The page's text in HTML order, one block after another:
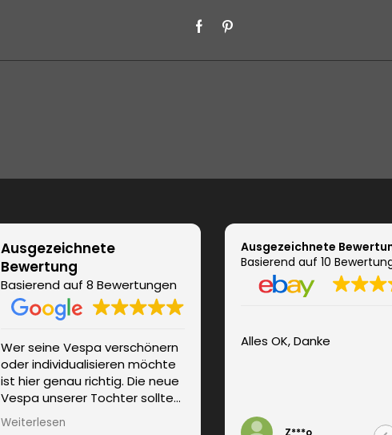
Ausgezeichnete
Bewertung
Basierend auf 8 Bewertungen
Wer seine Vespa verschönern
oder individualisieren möchte
ist hier genau richtig. Die neue
Vespa unserer Tochter sollte
einen Girly-Look erhalten. Wir
wurden persönlich und
Weiterlesen
Super Service, hochwertige
Ausgezeichnete
Basierend auf 10
Alles OK, Danke
Z***o